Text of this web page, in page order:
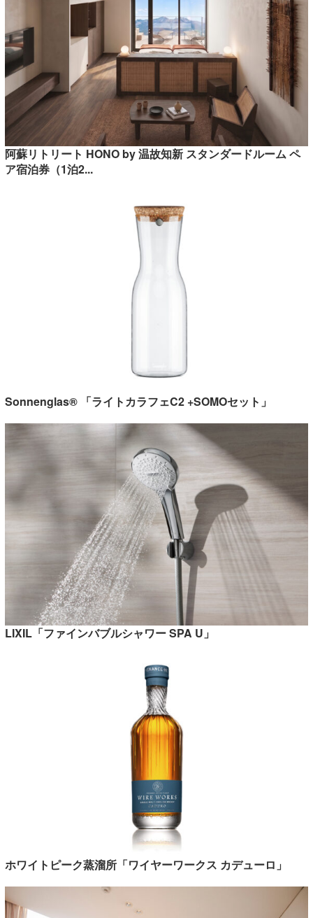
阿蘇リトリート HONO by 温故知新 スタンダードルーム ペ
ア宿泊券（1泊2...
Sonnenglas® 「ライトカラフェC2 +SOMOセット」
LIXIL「ファインバブルシャワー SPA U」
ホワイトピーク蒸溜所「ワイヤーワークス カデューロ」